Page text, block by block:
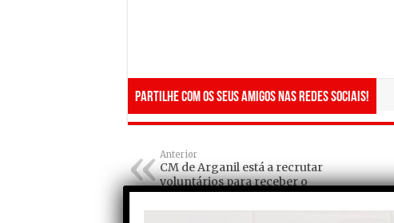
Partilhe com os seus amigos nas redes sociais!
Anterior
CM de Arganil está a recrutar
voluntários para receber o
Rally de Portugal